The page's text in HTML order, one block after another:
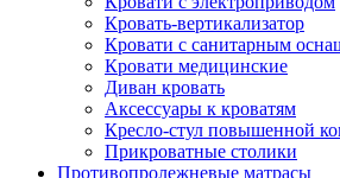
Кровать-вертикализатор
Кровати с санитарным
Кровати медицинские
Диван кровать
Аксессуары к кроватям
Кресло-стул повышенной
Прикроватные столики
Противопролежневые матрасы